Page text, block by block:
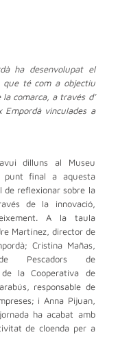
ha desenvolupat el
que té com a objectiu
comarca, a través d’
vinculades a
dilluns al Museu
punt final a aquesta
de reflexionar sobre la
de la innovació,
A la taula
Martínez, director de
Cristina Mañas,
Pescadors de
la Cooperativa de
responsable de
i Anna Pijuan,
ha acabat amb
de cloenda per a